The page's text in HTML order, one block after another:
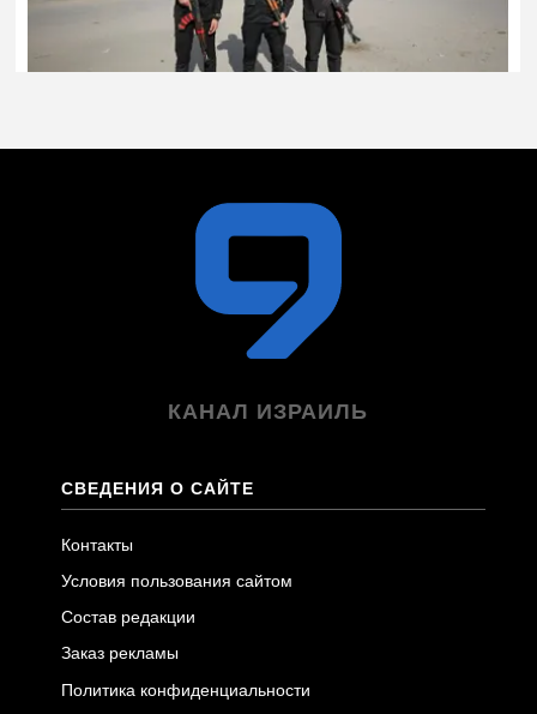
КАНАЛ ИЗРАИЛЬ
СВЕДЕНИЯ О САЙТЕ
Контакты
Условия пользования сайтом
Состав редакции
Заказ рекламы
Политика конфиденциальности